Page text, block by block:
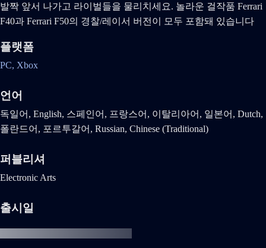
발짝 앞서 나가고 라이벌들을 물리치세요. 놀라운 걸작품 Ferrari
F40과 Ferrari F50의 경찰/레이서 버전이 모두 포함돼 있습니다
플랫폼
PC, Xbox
언어
독일어, English, 스페인어, 프랑스어, 이탈리아어, 일본어, Dutch,
폴란드어, 포르투갈어, Russian, Chinese (Traditional)
퍼블리셔
Electronic Arts
출시일